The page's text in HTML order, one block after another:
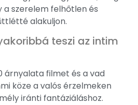
a szerelem felhőtlen és
alakuljon.
teszi az intim
árnyalata filmet és a vad
köze a valós érzelmeken
iránti fantáziáláshoz.